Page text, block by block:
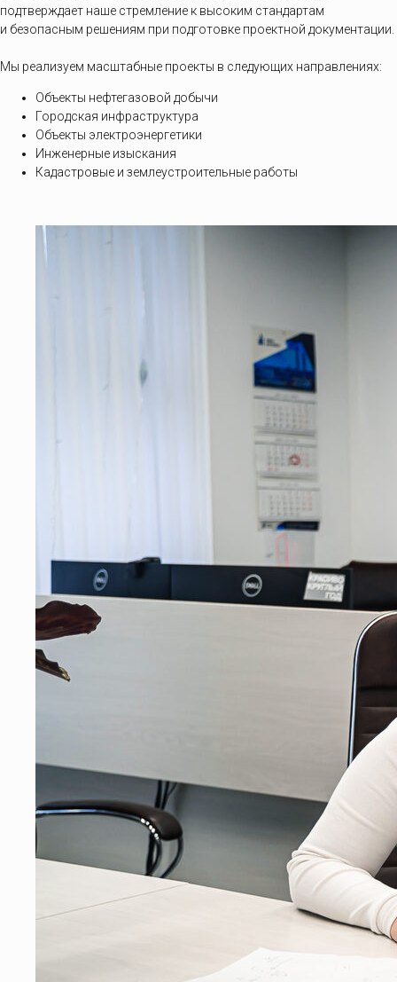
подтверждает наше стремление к высоким стандартам
и безопасным решениям при подготовке проектной документации.
Мы реализуем масштабные проекты в следующих направлениях:
Объекты нефтегазовой добычи
Городская инфраструктура
Объекты электроэнергетики
Инженерные изыскания
Кадастровые и землеустроительные работы